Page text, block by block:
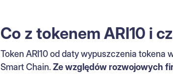
Co z tokenem ARI10 i
Token ARI10 od daty wypuszczenia tokena
Smart Chain.Ze względów rozwojowych